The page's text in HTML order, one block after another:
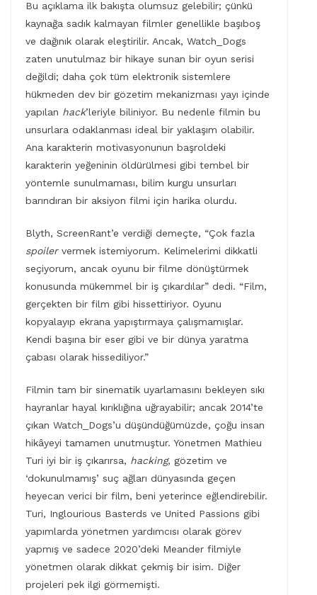
Bu açıklama ilk bakışta olumsuz gelebilir; çünkü
kaynağa sadık kalmayan filmler genellikle başıboş
ve dağınık olarak eleştirilir. Ancak, Watch_Dogs
zaten unutulmaz bir hikaye sunan bir oyun serisi
değildi; daha çok tüm elektronik sistemlere
hükmeden dev bir gözetim mekanizması yayı içinde
yapılan hack’leriyle biliniyor. Bu nedenle filmin bu
unsurlara odaklanması ideal bir yaklaşım olabilir.
Ana karakterin motivasyonunun başroldeki
karakterin yeğeninin öldürülmesi gibi tembel bir
yöntemle sunulmaması, bilim kurgu unsurları
barındıran bir aksiyon filmi için harika olurdu.
Blyth, ScreenRant’e verdiği demeçte, “Çok fazla
spoilervermek istemiyorum. Kelimelerimi dikkatli
seçiyorum, ancak oyunu bir filme dönüştürmek
konusunda mükemmel bir iş çıkardılar” dedi. “Film,
gerçekten bir film gibi hissettiriyor. Oyunu
kopyalayıp ekrana yapıştırmaya çalışmamışlar.
Kendi başına bir eser gibi ve bir dünya yaratma
çabası olarak hissediliyor.”
Filmin tam bir sinematik uyarlamasını bekleyen sıkı
hayranlar hayal kırıklığına uğrayabilir; ancak 2014’te
çıkan Watch_Dogs’u düşündüğümüzde, çoğu insan
hikâyeyi tamamen unutmuştur. Yönetmen Mathieu
Turi iyi bir iş çıkarırsa, hacking, gözetim ve
‘dokunulmamış’ suç ağları dünyasında geçen
heyecan verici bir film, beni yeterince eğlendirebilir.
Turi, Inglourious Basterds ve United Passions gibi
yapımlarda yönetmen yardımcısı olarak görev
yapmış ve sadece 2020’deki Meander filmiyle
yönetmen olarak dikkat çekmiş bir isim. Diğer
projeleri pek ilgi görmemişti.